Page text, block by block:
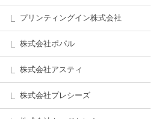
プリンティングイン株式会社
株式会社ポパル
株式会社アスティ
株式会社プレシーズ